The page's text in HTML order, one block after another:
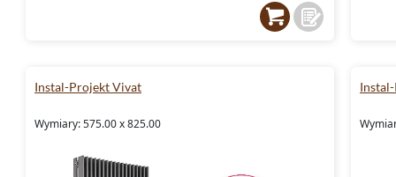
Instal-Projekt Vivat
Wymiary: 575.00 x 825.00